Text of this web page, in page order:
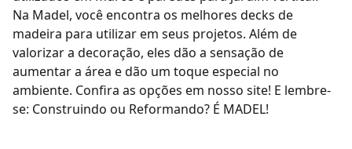
Na Madel, você encontra os melhores decks de
madeira para utilizar em seus projetos. Além de
valorizar a decoração, eles dão a sensação de
aumentar a área e dão um toque especial no
ambiente. Confira as opções em nosso site! E lembre-
se: Construindo ou Reformando? É MADEL!